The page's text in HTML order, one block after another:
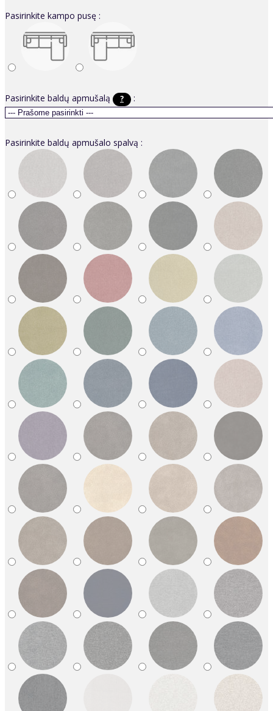
Pasirinkite kampo pusę :
Pasirinkite baldų apmušalą ? :
Pasirinkite baldų apmušalo spalvą :